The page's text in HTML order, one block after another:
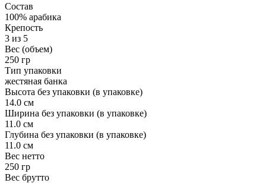
Состав
100% арабика
Крепость
3 из 5
Вес (объем)
250 гр
Тип упаковки
жестяная банка
Высота без упаковки (в упаковке)
14.0 см
Ширина без упаковки (в упаковке)
11.0 см
Глубина без упаковки (в упаковке)
11.0 см
Вес нетто
250 гр
Вес брутто